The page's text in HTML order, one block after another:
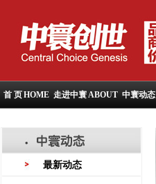
首 页HOME 走进中寰ABOUT 中寰动态
最新动态